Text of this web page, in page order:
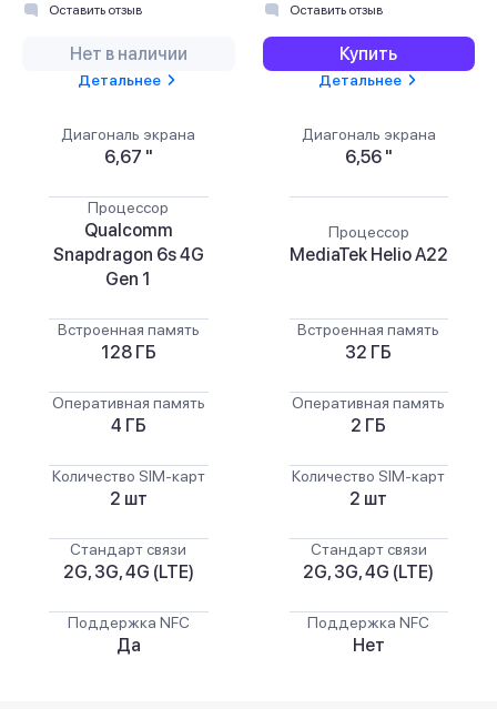
Оставить отзыв
Нет в наличии
Детальнее
Диагональ экрана
6,67 "
Процессор
Qualcomm
Snapdragon 6s 4G
Gen 1
Встроенная память
128 ГБ
Оперативная память
4 ГБ
Количество SIM-карт
2 шт
Стандарт связи
2G, 3G, 4G (LTE)
Поддержка NFC
Да
Оставить отзыв
Купить
Детальнее
Диагональ экрана
6,56 "
Процессор
MediaTek Helio A22
Встроенная память
32 ГБ
Оперативная память
2 ГБ
Количество SIM-карт
2 шт
Стандарт связи
2G, 3G, 4G (LTE)
Поддержка NFC
Нет